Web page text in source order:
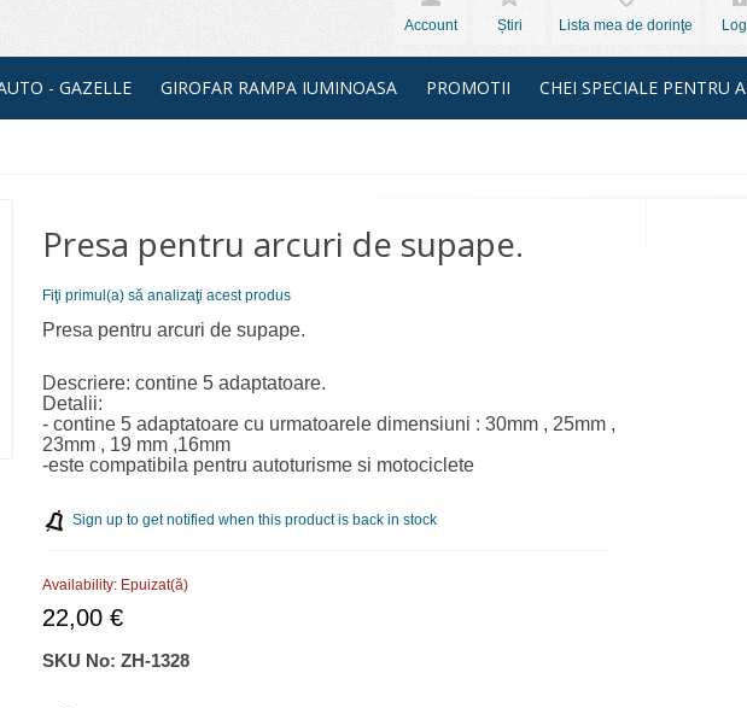
Account
Știri Lista mea de dorinţe
- GAZELLE GIROFAR RAMPA IUMINOASA PROMOTII CHEI SPECIALE PENTRU
Presa pentru arcuri de supape.
Fiţi primul(a) să analizaţi acest produs
Presa pentru arcuri de supape.
Descriere: contine 5 adaptatoare.
Detalii:
- contine 5 adaptatoare cu urmatoarele dimensiuni : 30mm , 25mm ,
23mm , 19 mm ,16mm
-este compatibila pentru autoturisme si motociclete
Sign up to get notified when this product is back in stock
Availability: Epuizat(ă)
22,00 €
SKU No:ZH-1328